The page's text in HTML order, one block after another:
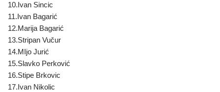
10.Ivan Sincic
11.Ivan Bagarić
12.Marija Bagarić
13.Stripan Vučur
14.MIjo Jurić
15.Slavko Perković
16.Stipe Brkovic
17.Ivan Nikolic